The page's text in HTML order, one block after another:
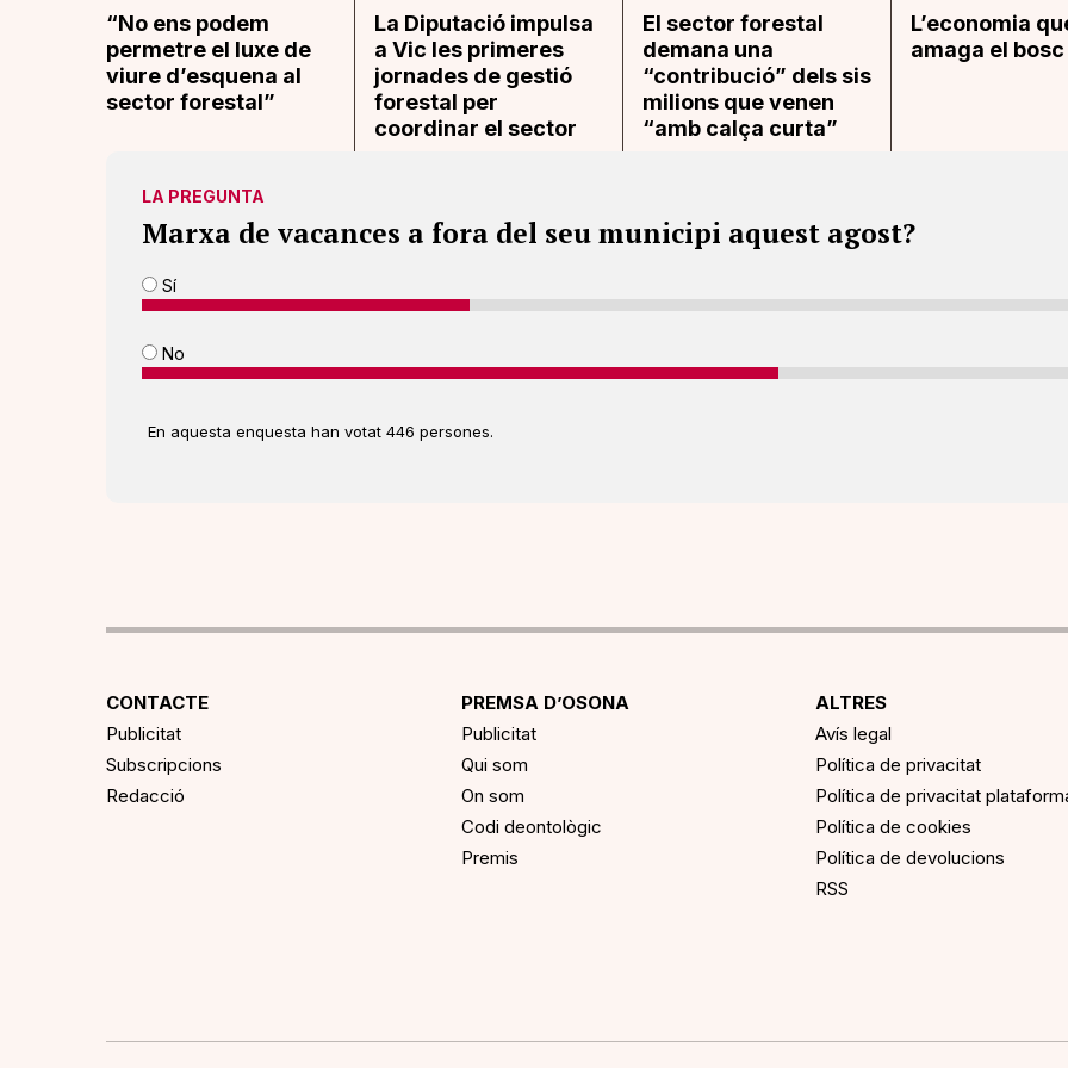
“No ens podem
permetre el luxe de
viure d’esquena al
sector forestal”
La Diputació impulsa
a Vic les primeres
jornades de gestió
forestal per
coordinar el sector
El sector forestal
demana una
“contribució” dels sis
milions que venen
“amb calça curta”
L’economia
amaga el bosc
LA PREGUNTA
Marxa de vacances a fora del seu municipi aquest agost?
Sí
No
En aquesta enquesta han votat 446 persones.
CONTACTE
Publicitat
Subscripcions
Redacció
PREMSA D’OSONA
Publicitat
Qui som
On som
Codi deontològic
Premis
ALTRES
Avís legal
Política de privacitat
Política de privacitat
Política de cookies
Política de devolucions
RSS